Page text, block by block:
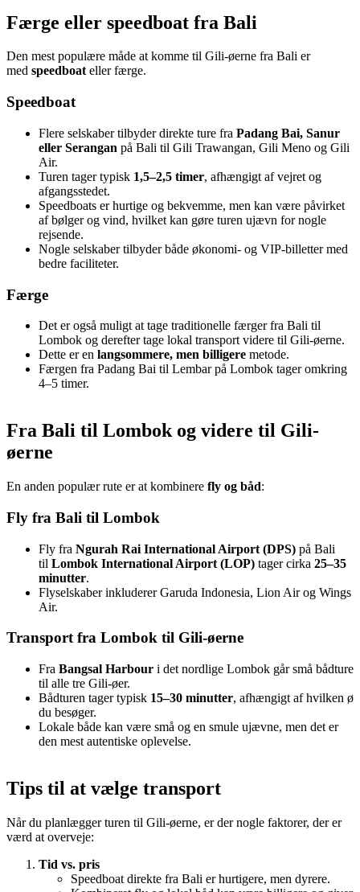
Færge eller speedboat fra Bali
Den mest populære måde at komme til Gili-øerne fra Bali er
med speedboateller færge.
Speedboat
Flere selskaber tilbyder direkte ture fra Padang Bai, Sanur
eller Serangan på Bali til Gili Trawangan, Gili Meno og Gili
Air.
Turen tager typisk 1,5–2,5 timer, afhængigt af vejret og
afgangsstedet.
Speedboats er hurtige og bekvemme, men kan være påvirket
af bølger og vind, hvilket kan gøre turen ujævn for nogle
rejsende.
Nogle selskaber tilbyder både økonomi- og VIP-billetter med
bedre faciliteter.
Færge
Det er også muligt at tage traditionelle færger fra Bali til
Lombok og derefter tage lokal transport videre til Gili-øerne.
Dette er en langsommere, men billigere metode.
Færgen fra Padang Bai til Lembar på Lombok tager omkring
4–5 timer.
Fra Bali til Lombok og videre til Gili-
øerne
En anden populær rute er at kombinere fly og båd:
Fly fra Bali til Lombok
Fly fra Ngurah Rai International Airport (DPS) på Bali
til Lombok International Airport (LOP) tager cirka 25–35
minutter.
Flyselskaber inkluderer Garuda Indonesia, Lion Air og Wings
Air.
Transport fra Lombok til Gili-øerne
Fra Bangsal Harbour i det nordlige Lombok går små bådture
til alle tre Gili-øer.
Bådturen tager typisk 15–30 minutter, afhængigt af hvilken ø
du besøger.
Lokale både kan være små og en smule ujævne, men det er
den mest autentiske oplevelse.
Tips til at vælge transport
Når du planlægger turen til Gili-øerne, er der nogle faktorer, der er
værd at overveje:
Tid vs. pris
Speedboat direkte fra Bali er hurtigere, men dyrere.